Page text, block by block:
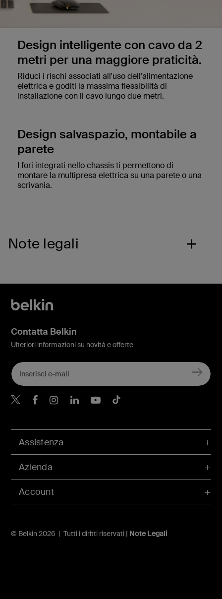
Design intelligente con cavo da 2
metri per una maggiore praticità.
Riduci i rischi associati all'uso dell'alimentazione
elettrica e goditi la massima flessibilità di
installazione con il cavo lungo due metri.
Design salvaspazio, montabile a
parete
I fori integrati nello chassis ti permettono di
montare la multipresa elettrica su una parete o una
scrivania.
Note legali
Account
Assistenza
Azienda
© Belkin 2026 | Tutti i diritti riservati | Note Legali
Contatta Belkin
Ulteriori informazioni su novità e offerte
Belkin Twitter
Belkin Facebook
Belkin Instagram
Belkin LinkedIn
Belkin Youtube
Belkin TikTok